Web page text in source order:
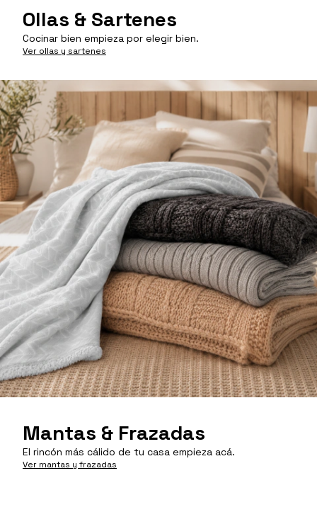
Ollas & Sartenes
Cocinar bien empieza por elegir bien.
Ver ollas y sartenes
Mantas & Frazadas
El rincón más cálido de tu casa empieza acá.
Ver mantas y frazadas